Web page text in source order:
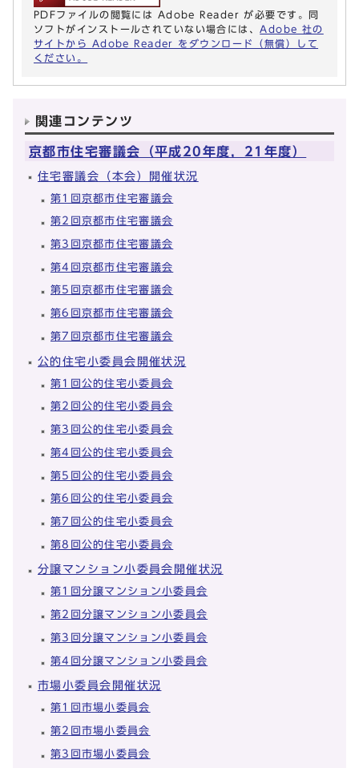
PDFファイルの閲覧には Adobe Reader が必要です。同
ソフトがインストールされていない場合には、 Adobe 社の
サイトから Adobe Reader をダウンロード（無償）して
ください。
関連コンテンツ
京都市住宅審議会（平成20年度，21年度）
住宅審議会（本会）開催状況
第1回京都市住宅審議会
第2回京都市住宅審議会
第3回京都市住宅審議会
第4回京都市住宅審議会
第5回京都市住宅審議会
第6回京都市住宅審議会
第7回京都市住宅審議会
公的住宅小委員会開催状況
第1回公的住宅小委員会
第2回公的住宅小委員会
第3回公的住宅小委員会
第4回公的住宅小委員会
第5回公的住宅小委員会
第6回公的住宅小委員会
第7回公的住宅小委員会
第8回公的住宅小委員会
分譲マンション小委員会開催状況
第1回分譲マンション小委員会
第2回分譲マンション小委員会
第3回分譲マンション小委員会
第4回分譲マンション小委員会
市場小委員会開催状況
第1回市場小委員会
第2回市場小委員会
第3回市場小委員会